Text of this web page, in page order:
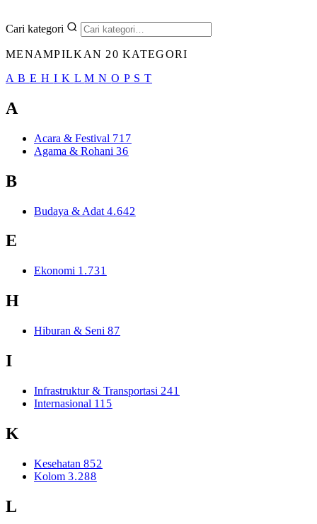
Cari kategori
MENAMPILKAN 20 KATEGORI
A B E H I K LMNOP ST
A
Acara & Festival 717
Agama & Rohani 36
B
Budaya & Adat 4.642
E
Ekonomi 1.731
H
Hiburan & Seni 87
I
Infrastruktur & Transportasi 241
Internasional 115
K
Kesehatan 852
Kolom 3.288
L